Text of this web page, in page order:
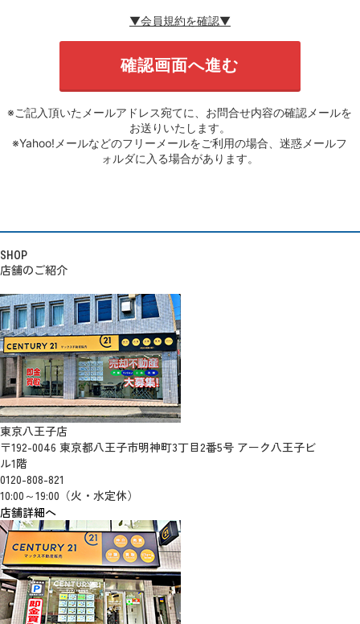
▼会員規約を確認▼
※ご記入頂いたメールアドレス宛てに、お問合せ内容の確認メールを
お送りいたします。
※Yahoo!メールなどのフリーメールをご利用の場合、迷惑メールフ
ォルダに入る場合があります。
SHOP
店舗のご紹介
東京八王子店
〒192-0046 東京都八王子市明神町3丁目2番5号 アーク八王子ビ
ル1階
0120-808-821
10:00～19:00（火・水定休）
店舗詳細へ